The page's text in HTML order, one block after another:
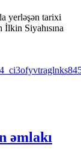
yerləşən tarixi
Siyahısına
əmlakı